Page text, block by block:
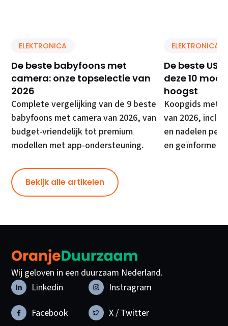
ELEKTRONICA
De beste babyfoons met
camera: onze topselectie van
2026
Complete vergelijking van de 9 beste
babyfoons met camera van 2026, van
budget-vriendelijk tot premium
modellen met app-ondersteuning.
ELEKTRONICA
De beste
deze 10
hoogst
Koopgids met
van 2026,
en nadelen per
en
Bekijk alle artikelen
Wij geloven in een duurzaam Nederland.
Linkedin
Instragram
Facebook
X / Twitter